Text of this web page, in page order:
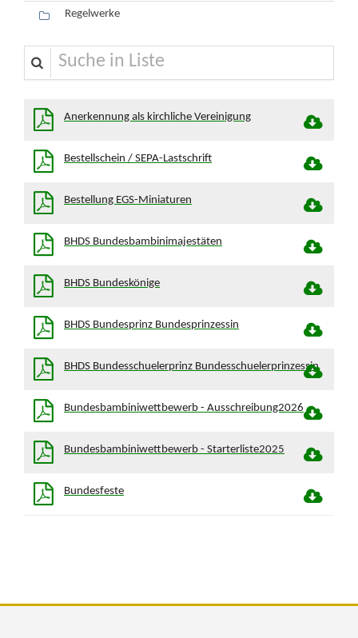
Suche in Liste
Anerkennung als kirchliche Vereinigung
Bestellschein / SEPA-Lastschrift
Bestellung EGS-Miniaturen
BHDS Bundesbambinimajestäten
BHDS Bundeskönige
BHDS Bundesprinz Bundesprinzessin
BHDS Bundesschuelerprinz Bundesschuelerprinzessin
Bundesbambiniwettbewerb - Ausschreibung2026
Bundesbambiniwettbewerb - Starterliste2025
Bundesfeste
Regelwerke